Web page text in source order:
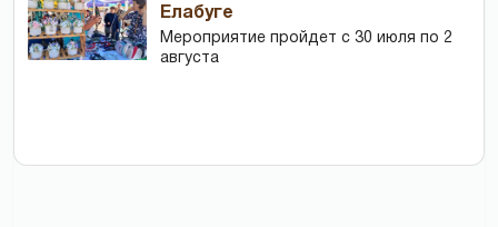
Елабуге
Мероприятие пройдет с 30 июля по 2
августа